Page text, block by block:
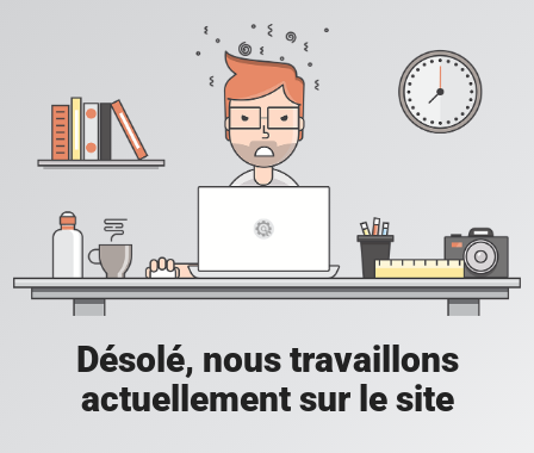
Désolé, nous travaillons
actuellement sur le site